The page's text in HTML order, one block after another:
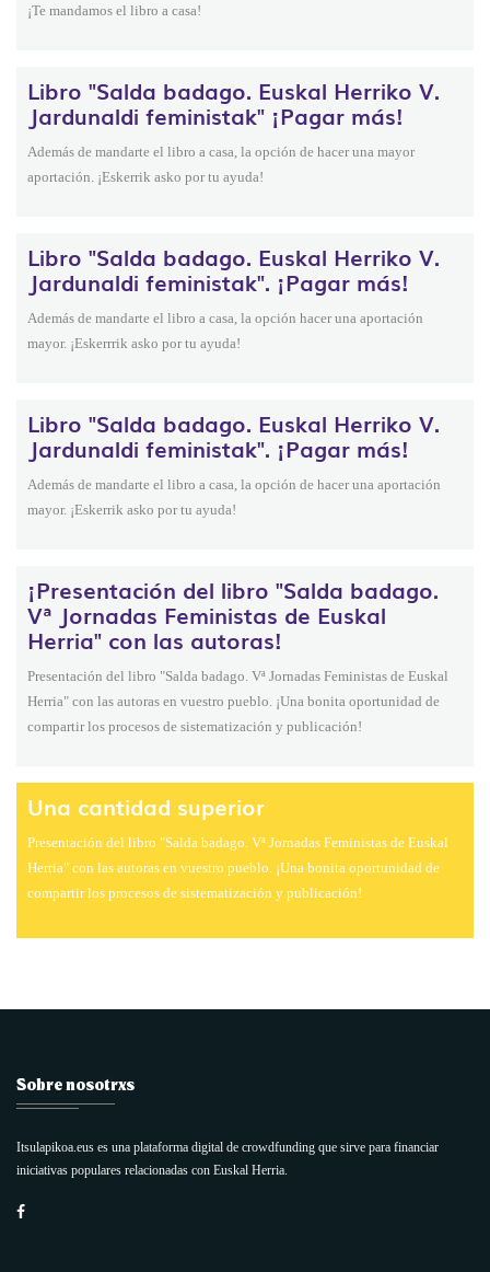
¡Te mandamos el libro a casa!
Libro "Salda badago. Euskal Herriko V.
Jardunaldi feministak" ¡Pagar más!
Además de mandarte el libro a casa, la opción de hacer una mayor
aportación. ¡Eskerrik asko por tu ayuda!
Libro "Salda badago. Euskal Herriko V.
Jardunaldi feministak". ¡Pagar más!
Además de mandarte el libro a casa, la opción hacer una aportación
mayor. ¡Eskerrrik asko por tu ayuda!
Libro "Salda badago. Euskal Herriko V.
Jardunaldi feministak". ¡Pagar más!
Además de mandarte el libro a casa, la opción de hacer una aportación
mayor. ¡Eskerrik asko por tu ayuda!
¡Presentación del libro "Salda badago.
Vª Jornadas Feministas de Euskal
Herria" con las autoras!
Presentación del libro "Salda badago. Vª Jornadas Feministas de Euskal
Herria" con las autoras en vuestro pueblo. ¡Una bonita oportunidad de
compartir los procesos de sistematización y publicación!
Una cantidad superior
Presentación del libro "Salda badago. Vª Jornadas Feministas de Euskal
Herria" con las autoras en vuestro pueblo. ¡Una bonita oportunidad de
compartir los procesos de sistematización y publicación!
Sobre nosotrxs
Itsulapikoa.eus es una plataforma digital de crowdfunding que sirve para financiar
iniciativas populares relacionadas con Euskal Herria.